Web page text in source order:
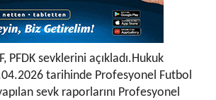
PFDK sevklerini açıkladı.Hukuk
tarihinde Profesyonel Futbol
sevk raporlarını Profesyonel